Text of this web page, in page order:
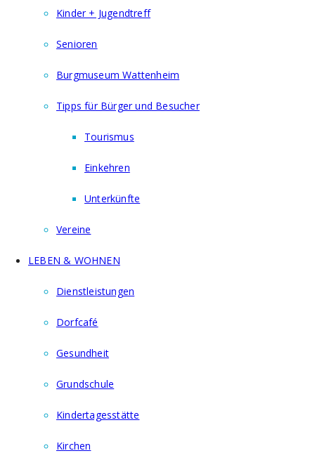
Kinder + Jugendtreff
Senioren
Burgmuseum Wattenheim
Tipps für Bürger und Besucher
Tourismus
Einkehren
Unterkünfte
Vereine
LEBEN & WOHNEN
Dienstleistungen
Dorfcafé
Gesundheit
Grundschule
Kindertagesstätte
Kirchen